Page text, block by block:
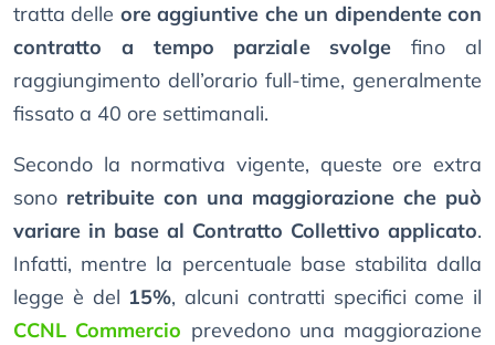
tratta delle ore aggiuntive che un dipendente con
contratto a tempo parziale svolge fino al
raggiungimento dell’orario full-time, generalmente
fissato a 40 ore settimanali.
Secondo la normativa vigente, queste ore extra
sono retribuite con una maggiorazione che può
variare in base al Contratto Collettivo applicato.
Infatti, mentre la percentuale base stabilita dalla
legge è del 15%, alcuni contratti specifici come il
CCNL Commercio prevedono una maggiorazione